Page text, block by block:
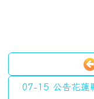
07-15 公告花蓮